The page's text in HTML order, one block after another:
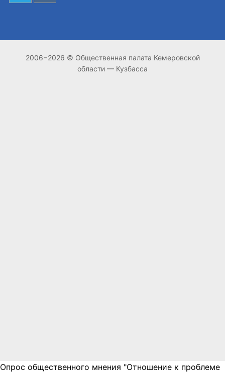
2006−2026 © Общественная палата Кемеровской
области — Кузбасса
Опрос общественного мнения "Отношение к проблеме